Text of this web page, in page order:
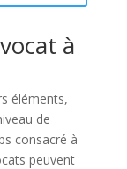
à
éléments,
de
consacré à
peuvent